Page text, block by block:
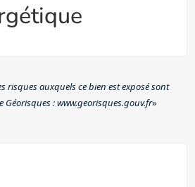
risques auxquels ce bien est exposé sont
Géorisques : www.georisques.gouv.fr»